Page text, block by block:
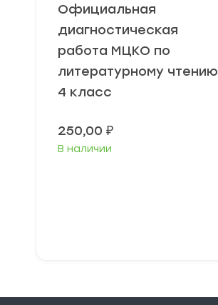
Официальная
диагностическая
работа МЦКО по
литературному чтению
4 класс
250,00 ₽
В наличии